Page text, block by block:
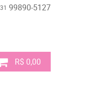
31 99890-5127
R$ 0,00